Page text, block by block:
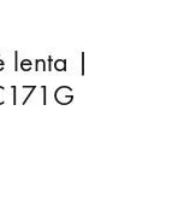
lenta |